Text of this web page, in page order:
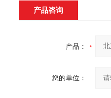
产品咨询
产品：
您的单位：